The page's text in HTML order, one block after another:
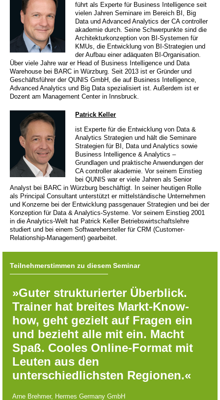
führt als Experte für Business Intelligence seit
vielen Jahren Seminare im Bereich BI, Big
Data und Advanced Analytics der CA controller
akademie durch. Seine Schwerpunkte sind die
Architekturkonzeption von BI-Systemen für
KMUs, die Entwicklung von BI-Strategien und
der Aufbau einer adäquaten BI-Organisation.
Über viele Jahre war er Head of Business Intelligence und Data
Warehouse bei BARC in Würzburg. Seit 2013 ist er Gründer und
Geschäftsführer der QUNIS GmbH, die auf Business Intelligence,
Advanced Analytics und Big Data spezialisiert ist. Außerdem ist er
Dozent am Management Center in Innsbruck.
Patrick Keller
ist Experte für die Entwicklung von Data &
Analytics Strategien und hält die Seminare
Strategien für BI, Data und Analytics sowie
Business Intelligence & Analytics –
Grundlagen und praktische Anwendungen der
CA controller akademie. Vor seinem Einstieg
bei QUNIS war er viele Jahren als Senior
Analyst bei BARC in Würzburg beschäftigt. In seiner heutigen Rolle
als Principal Consultant unterstützt er mittelständische Unternehmen
und Konzerne bei der Entwicklung passgenauer Strategien und bei der
Konzeption für Data & Analytics-Systeme. Vor seinem Einstieg 2001
in die Analytics-Welt hat Patrick Keller Betriebswirtschaftslehre
studiert und bei einem Softwarehersteller für CRM (Customer-
Relationship-Management) gearbeitet.
Teilnehmerstimmen zu diesem Seminar
»Guter strukturierter Überblick.
Trainer hat breites Markt-Know-
how, geht gezielt auf Fragen ein
und bezieht alle mit ein. Macht
Spaß. Cooles Online-Format mit
Leuten aus den
unterschiedlichsten Regionen.«
Arne Brehmer, Hermes Germany GmbH